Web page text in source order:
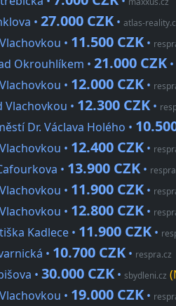
• 27.000 CZK • atlas-
• 11.500 CZK •
Okrouhlíkem • 21.000 CZK •
• 12.000 CZK •
Vlachovkou • 12.300 CZK •
Dr. Václava Holého •
• 12.400 CZK •
• 13.900 CZK •
• 11.900 CZK •
• 12.800 CZK •
Kadlece • 11.900 CZK •
• 10.700 CZK • respra.cz
• 30.000 CZK • sbydleni.cz
• 19.000 CZK •